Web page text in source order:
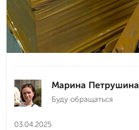
Марина Петрушина
Буду обращаться
03.04.2025